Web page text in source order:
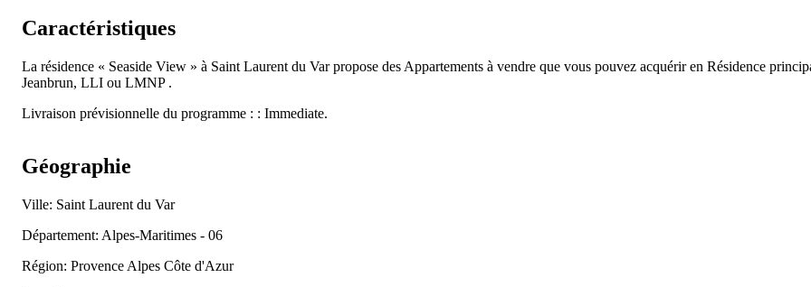
Caractéristiques
La résidence « Seaside View » à Saint Laurent du Var propose des Appartements à vendre que vous pouvez acquérir en Résidence
Jeanbrun, LLI ou LMNP .
Livraison prévisionnelle du programme : : Immediate.
Géographie
Ville: Saint Laurent du Var
Département: Alpes-Maritimes - 06
Région: Provence Alpes Côte d'Azur